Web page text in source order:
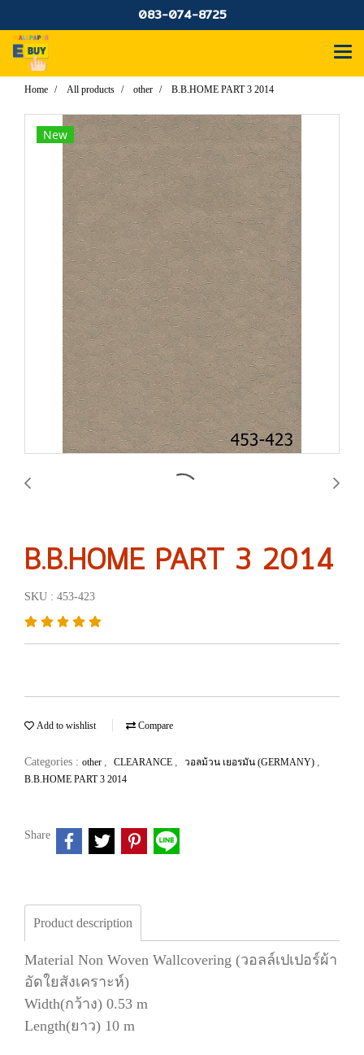
083-074-8725
Home All products other B.B.HOME PART 3 2014
New
B.B.HOME PART 3 2014
SKU : 453-423
Add to wishlist Compare
Categories : other , CLEARANCE , วอลม้วน เยอรมัน (GERMANY) ,
B.B.HOME PART 3 2014
Share
Product description
Material Non Woven Wallcovering (วอลล์เปเปอร์ผ้า
อัดใยสังเคราะห์)
Width(กว้าง) 0.53 m
Length(ยาว) 10 m